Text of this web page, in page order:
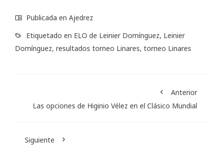
Publicada en Ajedrez
Etiquetado en ELO de Leinier Domínguez, Leinier
Domínguez, resultados torneo Linares, torneo Linares
Anterior
Las opciones de Higinio Vélez en el Clásico Mundial
Siguiente